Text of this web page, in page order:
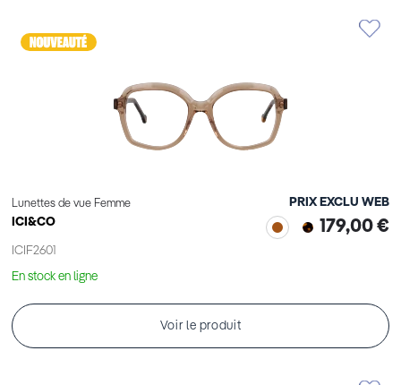
Lunettes de vue Femme
ICI&CO
ICIF2601
PRIX EXCLU WEB
179,00 €
En stock en ligne
Voir le produit